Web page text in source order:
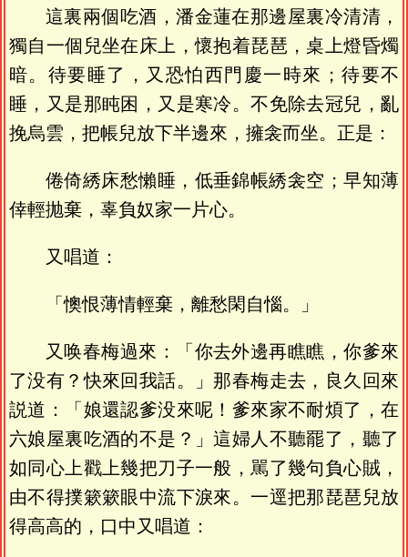
這裏兩個吃酒，潘金蓮在那邊屋裏冷清清，
獨自一個兒坐在床上，懷抱着琵琶，桌上燈昏燭
暗。待要睡了，又恐怕西門慶一時來；待要不
睡，又是那盹困，又是寒冷。不免除去冠兒，亂
挽烏雲，把帳兒放下半邊來，擁衾而坐。正是：
倦倚綉床愁懶睡，低垂錦帳綉衾空；早知薄
倖輕抛棄，辜負奴家一片心。
又唱道：
「懊恨薄情輕棄，離愁閑自惱。」
又唤春梅過來：「你去外邊再瞧瞧，你爹來
了没有？快來回我話。」那春梅走去，良久回來
説道：「娘還認爹没來呢！爹來家不耐煩了，在
六娘屋裏吃酒的不是？」這婦人不聽罷了，聽了
如同心上戳上幾把刀子一般，駡了幾句負心賊，
由不得撲簌簌眼中流下淚來。一逕把那琵琶兒放
得高高的，口中又唱道：